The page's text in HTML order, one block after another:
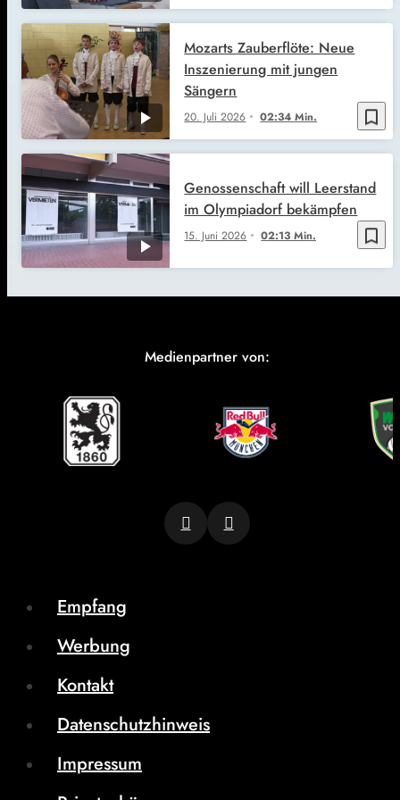
bookmark_border
20. Juli 2026 02:34 Min.
Mozarts Zauberflöte: Neue
Inszenierung mit jungen
Sängern
bookmark_border
15. Juni 2026 02:13 Min.
Genossenschaft will Leerstand
im Olympiadorf bekämpfen
Medienpartner von:
Empfang
Werbung
Kontakt
Datenschutzhinweis
Impressum